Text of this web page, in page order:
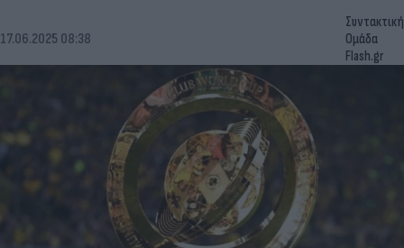
17.06.2025 08:38
Συντακτική
Ομάδα
Flash.gr